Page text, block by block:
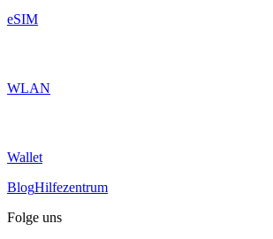
eSIM
WLAN
Wallet
BlogHilfezentrum
Folge uns